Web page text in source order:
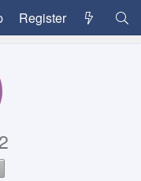
Register